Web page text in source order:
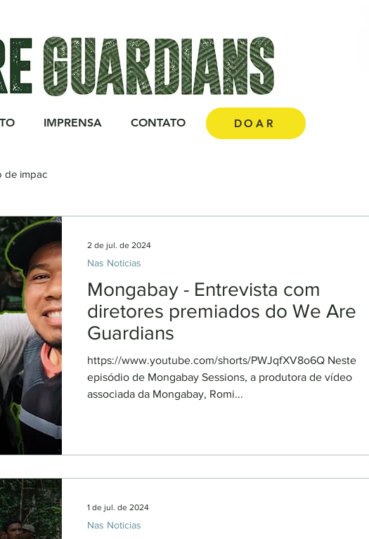
IMPRENSA CONTATO DOE AQUI!
DOAR
de impac
Mongabay - Entrevista com
diretores premiados do We Are
Guardians
https://www.youtube.com/shorts/PWJqfXV8o6Q Neste
episódio de Mongabay Sessions, a produtora de vídeo
associada da Mongabay, Romi...
Nas Noticias
2 de jul. de 2024
Nas Noticias
1 de jul. de 2024